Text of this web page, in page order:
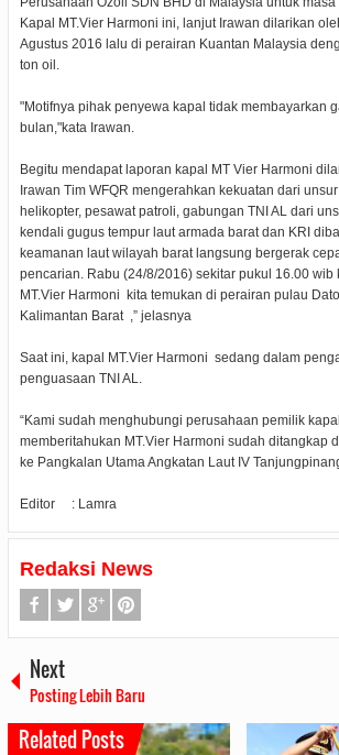
Kapal MT.Vier Harmoni ini, lanjut Irawan dilarikan
Agustus 2016 lalu di perairan Kuantan Malaysia
ton oil.
"Motifnya pihak penyewa kapal tidak membayarkan
bulan,"kata Irawan.
Begitu mendapat laporan kapal MT Vier Harmoni
Irawan Tim WFQR mengerahkan kekuatan dari
helikopter, pesawat patroli, gabungan TNI AL dari
kendali gugus tempur laut armada barat dan KRI
keamanan laut wilayah barat langsung bergerak
pencarian. Rabu (24/8/2016) sekitar pukul 16.00 wib
MT.Vier Harmoni kita temukan di perairan pulau
Kalimantan Barat ,” jelasnya
Saat ini, kapal MT.Vier Harmoni sedang dalam
penguasaan TNI AL.
“Kami sudah menghubungi perusahaan pemilik
memberitahukan MT.Vier Harmoni sudah ditangkap
ke Pangkalan Utama Angkatan Laut IV
Editor : Lamra
Redaksi News
Next
Posting Lebih Baru
Related Posts